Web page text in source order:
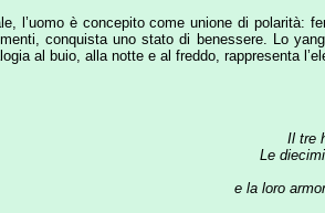
che l’inverno è yin che vede germogliare e
nascita e la morte delle galassie; l’ascesa ed il
cicli economici, della salute, fino all’alternarsi
vita, ci ricollegheremo alla Sorgente in cui tutto
il metodo, il sentiero di come la Verità possa
darà. Essere in uno stato ricettivo "femminile" è
è un'esperiena